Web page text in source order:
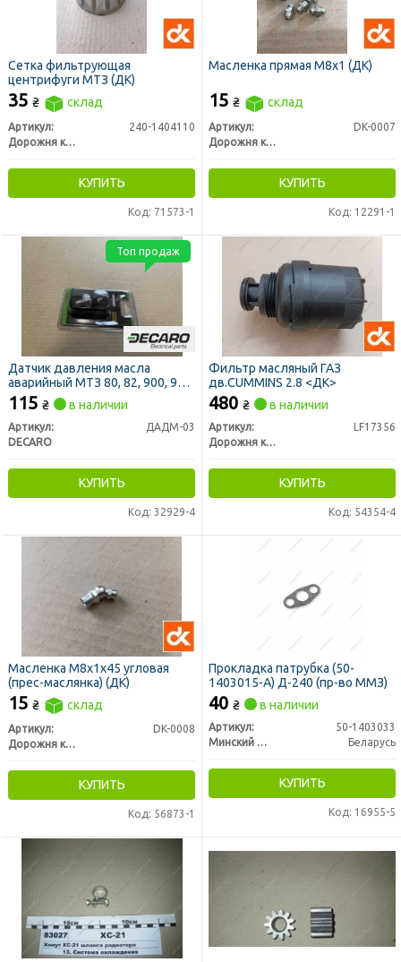
Сетка фильтрующая
центрифуги МТЗ (ДК)
35 ₴ склад
Артикул:
240-1404110
Дорожня карта
КУПИТЬ
Код: 71573-1
Масленка прямая М8х1 (ДК)
15 ₴ склад
Артикул:
DK-0007
Дорожня карта
КУПИТЬ
Код: 12291-1
Датчик давления масла
аварийный МТЗ 80, 82, 900, 950,
822, 1025, 1221 (DECARO)
115 ₴ в наличии
Артикул:
ДАДМ-03
DECARO
КУПИТЬ
Код: 32929-4
Топ продаж
Фильтр масляный ГАЗ
дв.CUMMINS 2.8 <ДК>
480 ₴ в наличии
Артикул:
LF17356
Дорожня карта
КУПИТЬ
Код: 54354-4
Масленка М8х1x45 угловая
(прес-маслянка) (ДК)
15 ₴ склад
Артикул:
DK-0008
Дорожня карта
КУПИТЬ
Код: 56873-1
Прокладка патрубка (50-
1403015-А) Д-240 (пр-во ММЗ)
40 ₴ в наличии
Артикул:
50-1403033
Минский Моторный Завод
Беларусь
КУПИТЬ
Код: 16955-5